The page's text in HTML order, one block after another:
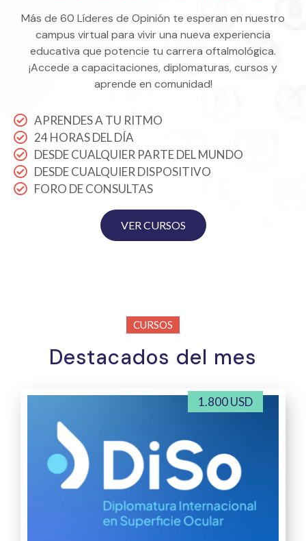
Más de 60 Líderes de Opinión te esperan en nuestro
campus virtual para vivir una nueva experiencia
educativa que potencie tu carrera oftalmológica.
¡Accede a capacitaciones, diplomaturas, cursos y
aprende en comunidad!
APRENDES A TU RITMO
24 HORAS DEL DÍA
DESDE CUALQUIER PARTE DEL MUNDO
DESDE CUALQUIER DISPOSITIVO
FORO DE CONSULTAS
VER CURSOS
CURSOS
Destacados del mes
1.800 USD